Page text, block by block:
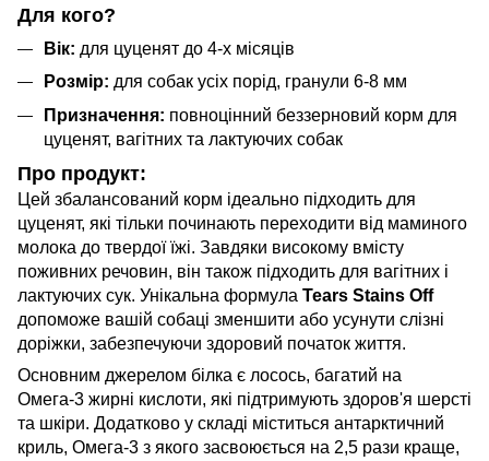
Для кого?
Вік: для цуценят до 4-х місяців
Розмір: для собак усіх порід, гранули 6-8 мм
Призначення: повноцінний беззерновий корм для
цуценят, вагітних та лактуючих собак
Про продукт:
Цей збалансований корм ідеально підходить для
цуценят, які тільки починають переходити від маминого
молока до твердої їжі. Завдяки високому вмісту
поживних речовин, він також підходить для вагітних і
лактуючих сук. Унікальна формула Tears Stains Off
допоможе вашій собаці зменшити або усунути слізні
доріжки, забезпечуючи здоровий початок життя.
Основним джерелом білка є лосось, багатий на
Омега-3 жирні кислоти, які підтримують здоров'я шерсті
та шкіри. Додатково у складі міститься антарктичний
криль, Омега-3 з якого засвоюється на 2,5 рази краще,